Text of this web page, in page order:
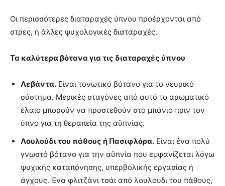
Οι περισσότερες διαταραχές ύπνου προέρχονται από
στρες, ή άλλες ψυχολογικές διαταραχές.
Τα καλύτερα βότανα για τις διαταραχές ύπνου
Λεβάντα. Είναι τονωτικό βότανο για το νευρικό
σύστημα. Μερικές σταγόνες από αυτό το αρωματικό
έλαιο μπορούν να προστεθούν στο μπάνιο πριν τον
ύπνο για τη θεραπεία της αϋπνίας.
Λουλούδι του πάθους ή Πασιφλόρα. Είναι ένα πολύ
γνωστό βότανο για την αϋπνία που εμφανίζεται λόγω
ψυχικής καταπόνησης, υπερβολικής εργασίας ή
άγχους. Ένα φλιτζάνι τσάι από λουλούδι του πάθους,